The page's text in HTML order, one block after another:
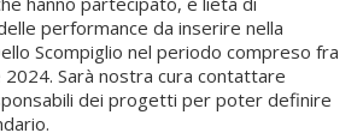
performance da inserire nella
Scompiglio nel periodo compreso fra
Sarà nostra cura contattare
dei progetti per poter definire